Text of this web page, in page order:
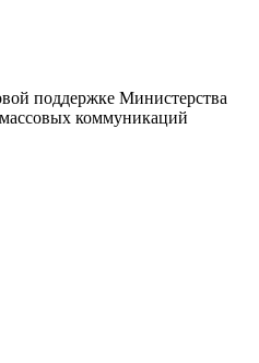
поддержке Министерства
коммуникаций